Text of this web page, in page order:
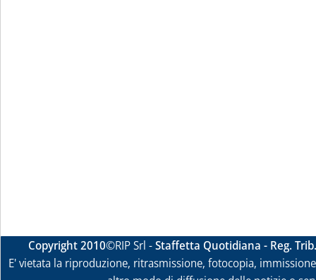
Copyright 2010©RIP Srl -Staffetta Quotidiana - Reg.
E' vietata la riproduzione, ritrasmissione, fotocopia,